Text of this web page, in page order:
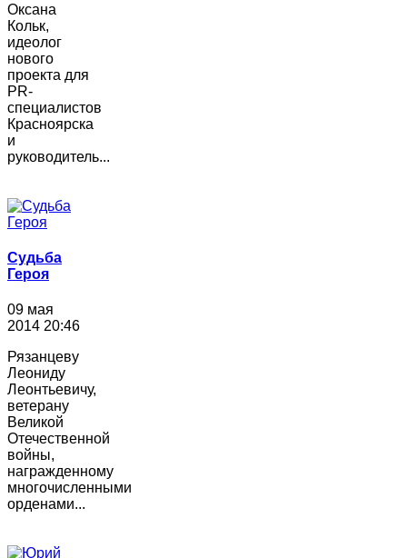
Оксана
Кольк,
идеолог
нового
проекта для
PR-
специалистов
Красноярска
и
руководитель...
Судьба
Героя
09 мая
2014 20:46
Рязанцеву
Леониду
Леонтьевичу,
ветерану
Великой
Отечественной
войны,
награжденному
многочисленными
орденами...